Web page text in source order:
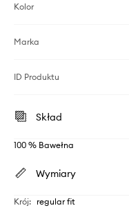
Kolor
Marka
ID Produktu
Skład
100 % Bawełna
Wymiary
Krój: regular fit